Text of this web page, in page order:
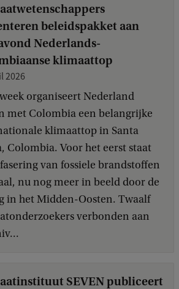
beleidspakket aan
Nederlands-
klimaattop
2026
organiseert Nederland
met Colombia een belangrijke
klimaattop in Santa
Colombia. Voor het eerst staat
van fossiele brandstoffen
nu nog meer in beeld door de
in het Midden-Oosten. Twaalf
verbonden aan
SEVEN publiceert